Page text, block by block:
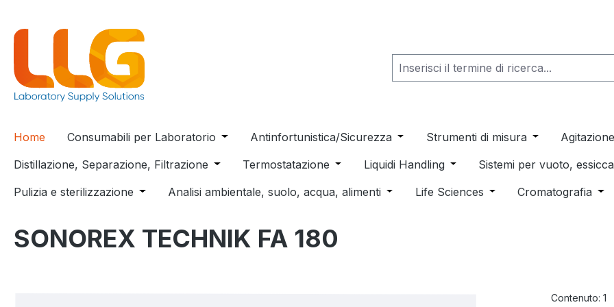
Home Consumabili per Laboratorio Open or close the dropdown menu from the category Consumabili per
Antinfortunistica/Sicurezza Open or close the dropdown menu
Strumenti di misura Open or close
Distillazione, Separazione, Filtrazione Open or close the dropdown menu from the category Distillazione,
Termostatazione Open or close the dropdown menu from the
Liquidi Handling Open or close the dropdown
Sistemi per vuoto,
Pulizia e sterilizzazione Open or close the dropdown menu from the category Pulizia e sterilizzazione
Analisi ambientale, suolo, acqua, alimenti Open or close the dropdown menu from
Life Sciences Open or close the
Cromatografia
SONOREX TECHNIK FA 180
Contenuto: 1